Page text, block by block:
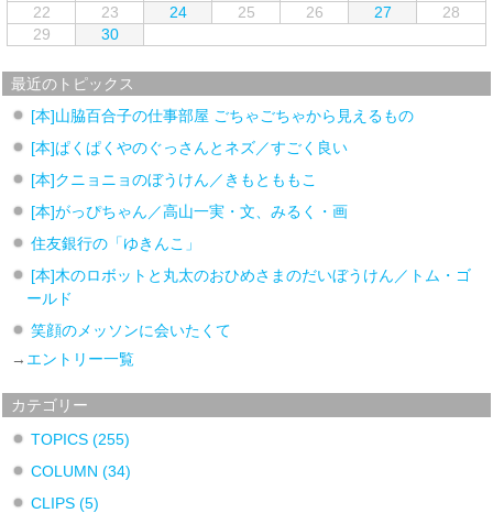
22
23 24 25 26 27
28
29
30
最近のトピックス
[本]山脇百合子の仕事部屋 ごちゃごちゃから見えるもの
[本]ぱくぱくやのぐっさんとネズ／すごく良い
[本]クニョニョのぼうけん／きもとももこ
[本]がっぴちゃん／高山一実・文、みるく・画
住友銀行の「ゆきんこ」
[本]木のロボットと丸太のおひめさまのだいぼうけん／トム・ゴ
ールド
笑顔のメッソンに会いたくて
→ エントリー一覧
カテゴリー
TOPICS (255)
COLUMN (34)
CLIPS (5)